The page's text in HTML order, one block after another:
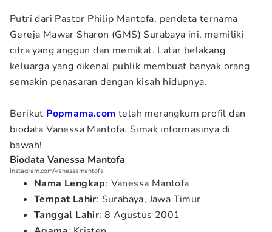
Putri dari Pastor Philip Mantofa, pendeta ternama
Gereja Mawar Sharon (GMS) Surabaya ini, memiliki
citra yang anggun dan memikat. Latar belakang
keluarga yang dikenal publik membuat banyak orang
semakin penasaran dengan kisah hidupnya.
Berikut Popmama.com telah merangkum profil dan
biodata Vanessa Mantofa. Simak informasinya di
bawah!
Biodata Vanessa Mantofa
Instagram.com/vanessamantofa
Nama Lengkap: Vanessa Mantofa
Tempat Lahir: Surabaya, Jawa Timur
Tanggal Lahir: 8 Agustus 2001